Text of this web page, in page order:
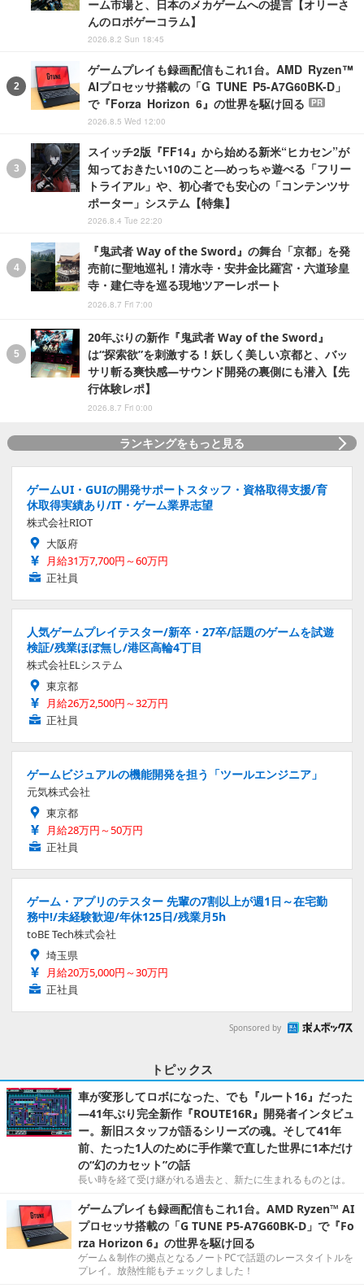
ーム市場と、日本のメカゲームへの提言【オリーさ
んのロボゲーコラム】
2026.8.2 Sun 18:45
ゲームプレイも録画配信もこれ1台。AMD Ryzen™
AIプロセッサ搭載の「G TUNE P5-A7G60BK-D」
で『Forza Horizon 6』の世界を駆け回る
PR
2026.8.5 Wed 12:00
スイッチ2版『FF14』から始める新米“ヒカセン”が
知っておきたい10のこと―めっちゃ遊べる「フリー
トライアル」や、初心者でも安心の「コンテンツサ
ポーター」システム【特集】
2026.8.4 Tue 22:20
『鬼武者 Way of the Sword』の舞台「京都」を発
売前に聖地巡礼！清水寺・安井金比羅宮・六道珍皇
寺・建仁寺を巡る現地ツアーレポート
2026.8.7 Fri 7:00
20年ぶりの新作『鬼武者 Way of the Sword』
は“探索欲”を刺激する！妖しく美しい京都と、バッ
サリ斬る爽快感―サウンド開発の裏側にも潜入【先
行体験レポ】
2026.8.7 Fri 0:00
ランキングをもっと見る
ゲームUI・GUIの開発サポートスタッフ・資格取得支援/育
休取得実績あり/IT・ゲーム業界志望
株式会社RIOT
大阪府
月給31万7,700円～60万円
正社員
人気ゲームプレイテスター/新卒・27卒/話題のゲームを試遊
検証/残業ほぼ無し/港区高輪4丁目
株式会社ELシステム
東京都
月給26万2,500円～32万円
正社員
ゲームビジュアルの機能開発を担う「ツールエンジニア」
元気株式会社
東京都
月給28万円～50万円
正社員
ゲーム・アプリのテスター 先輩の7割以上が週1日～在宅勤
務中!/未経験歓迎/年休125日/残業月5h
toBE Tech株式会社
埼玉県
月給20万5,000円～30万円
正社員
Sponsored by
トピックス
車が変形してロボになった、でも『ルート16』だった
―41年ぶり完全新作『ROUTE16R』開発者インタビュ
ー。新旧スタッフが語るシリーズの魂。そして41年
前、たった1人のために手作業で直した世界に1本だけ
の“幻のカセット”の話
長い時を経て受け継がれる過去と、新たに生まれるものとは。
ゲームプレイも録画配信もこれ1台。AMD Ryzen™ AI
プロセッサ搭載の「G TUNE P5-A7G60BK-D」で『Fo
rza Horizon 6』の世界を駆け回る
ゲーム＆制作の拠点となるノートPCで話題のレースタイトルを
プレイ。放熱性能もチェックしました！